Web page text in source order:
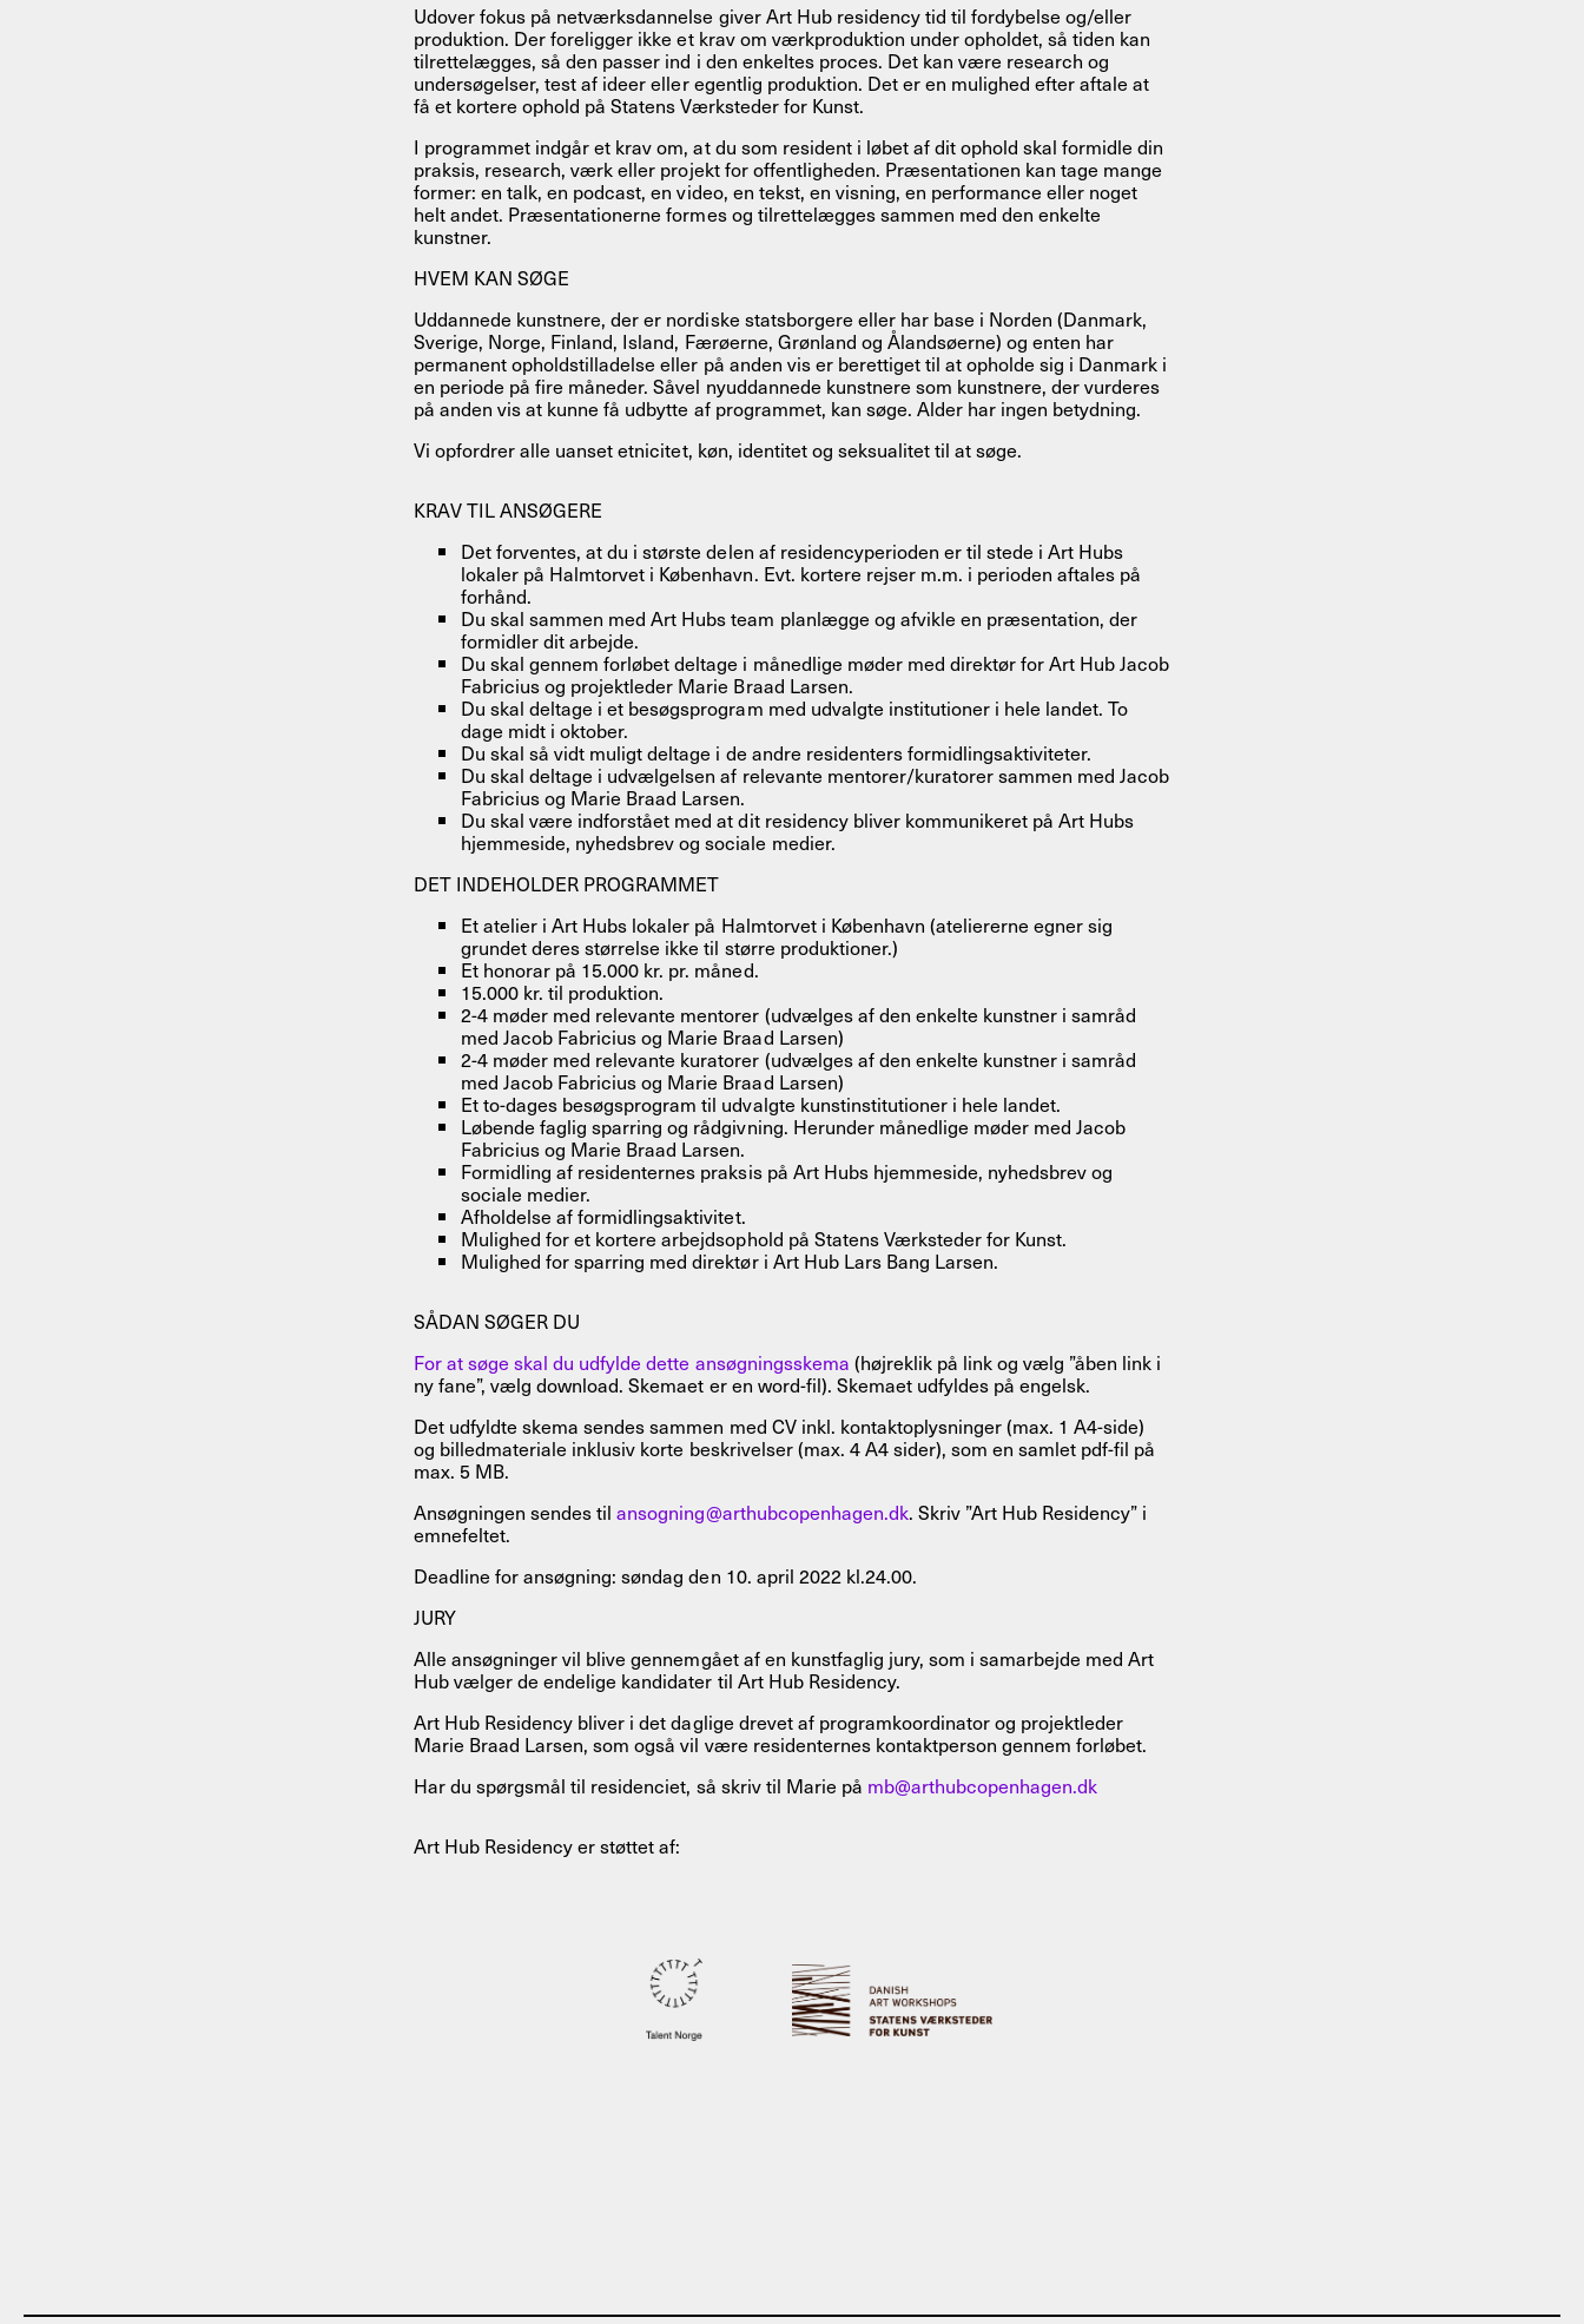
Udover fokus på netværksdannelse giver Art Hub residency tid til fordybelse og/eller
produktion. Der foreligger ikke et krav om værkproduktion under opholdet, så tiden kan
tilrettelægges, så den passer ind i den enkeltes proces. Det kan være research og
undersøgelser, test af ideer eller egentlig produktion. Det er en mulighed efter aftale at
få et kortere ophold på Statens Værksteder for Kunst.
I programmet indgår et krav om, at du som resident i løbet af dit ophold skal formidle din
praksis, research, værk eller projekt for offentligheden. Præsentationen kan tage mange
former: en talk, en podcast, en video, en tekst, en visning, en performance eller noget
helt andet. Præsentationerne formes og tilrettelægges sammen med den enkelte
kunstner.
HVEM KAN SØGE
Uddannede kunstnere, der er nordiske statsborgere eller har base i Norden (Danmark,
Sverige, Norge, Finland, Island, Færøerne, Grønland og Ålandsøerne) og enten har
permanent opholdstilladelse eller på anden vis er berettiget til at opholde sig i Danmark i
en periode på fire måneder. Såvel nyuddannede kunstnere som kunstnere, der vurderes
på anden vis at kunne få udbytte af programmet, kan søge. Alder har ingen betydning.
Vi opfordrer alle uanset etnicitet, køn, identitet og seksualitet til at søge.
KRAV TIL ANSØGERE
Det forventes, at du i største delen af residencyperioden er til stede i Art Hubs
lokaler på Halmtorvet i København. Evt. kortere rejser m.m. i perioden aftales på
forhånd.
Du skal sammen med Art Hubs team planlægge og afvikle en præsentation, der
formidler dit arbejde.
Du skal gennem forløbet deltage i månedlige møder med direktør for Art Hub Jacob
Fabricius og projektleder Marie Braad Larsen.
Du skal deltage i et besøgsprogram med udvalgte institutioner i hele landet. To
dage midt i oktober.
Du skal så vidt muligt deltage i de andre residenters formidlingsaktiviteter.
Du skal deltage i udvælgelsen af relevante mentorer/kuratorer sammen med Jacob
Fabricius og Marie Braad Larsen.
Du skal være indforstået med at dit residency bliver kommunikeret på Art Hubs
hjemmeside, nyhedsbrev og sociale medier.
DET INDEHOLDER PROGRAMMET
Et atelier i Art Hubs lokaler på Halmtorvet i København (ateliererne egner sig
grundet deres størrelse ikke til større produktioner.)
Et honorar på 15.000 kr. pr. måned.
15.000 kr. til produktion.
2-4 møder med relevante mentorer (udvælges af den enkelte kunstner i samråd
med Jacob Fabricius og Marie Braad Larsen)
2-4 møder med relevante kuratorer (udvælges af den enkelte kunstner i samråd
med Jacob Fabricius og Marie Braad Larsen)
Et to-dages besøgsprogram til udvalgte kunstinstitutioner i hele landet.
Løbende faglig sparring og rådgivning. Herunder månedlige møder med Jacob
Fabricius og Marie Braad Larsen.
Formidling af residenternes praksis på Art Hubs hjemmeside, nyhedsbrev og
sociale medier.
Afholdelse af formidlingsaktivitet.
Mulighed for et kortere arbejdsophold på Statens Værksteder for Kunst.
Mulighed for sparring med direktør i Art Hub Lars Bang Larsen.
SÅDAN SØGER DU
For at søge skal du udfylde dette ansøgningsskema (højreklik på link og vælg ”åben link i
ny fane”, vælg download. Skemaet er en word-fil). Skemaet udfyldes på engelsk.
Det udfyldte skema sendes sammen med CV inkl. kontaktoplysninger (max. 1 A4-side)
og billedmateriale inklusiv korte beskrivelser (max. 4 A4 sider), som en samlet pdf-fil på
max. 5 MB.
Ansøgningen sendes tilansogning@arthubcopenhagen.dk. Skriv ”Art Hub Residency” i
emnefeltet.
Deadline for ansøgning: søndag den 10. april 2022 kl.24.00.
JURY
Alle ansøgninger vil blive gennemgået af en kunstfaglig jury, som i samarbejde med Art
Hub vælger de endelige kandidater til Art Hub Residency.
Art Hub Residency bliver i det daglige drevet af programkoordinator og projektleder
Marie Braad Larsen, som også vil være residenternes kontaktperson gennem forløbet.
Har du spørgsmål til residenciet, så skriv til Marie på mb@arthubcopenhagen.dk
Art Hub Residency er støttet af: